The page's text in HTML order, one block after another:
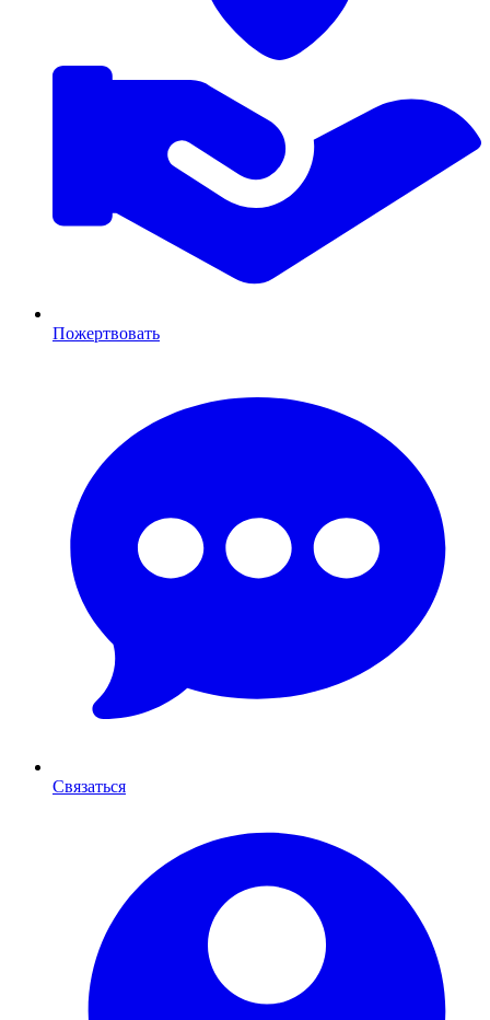
Пожертвовать
Связаться